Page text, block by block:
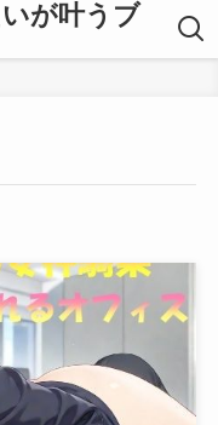
が叶うブ